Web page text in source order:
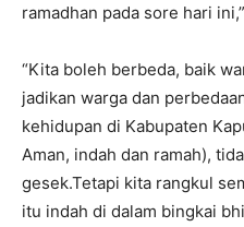
ramadhan pada sore hari
“Kita boleh berbeda, baik
jadikan warga dan
kehidupan di Kabupaten
Aman, indah dan ramah),
gesek.Tetapi kita rangkul
itu indah di dalam bingkai